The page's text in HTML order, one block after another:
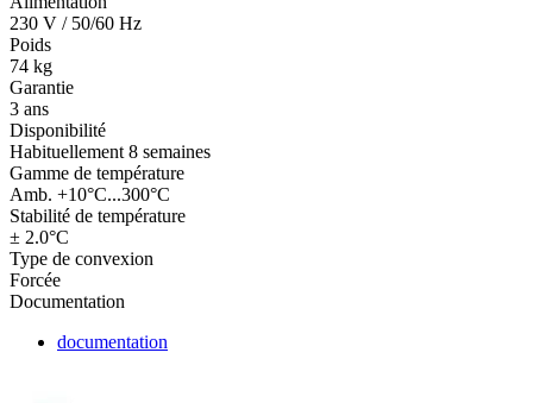
230 V / 50/60 Hz
Poids
74 kg
Garantie
3 ans
Disponibilité
Habituellement 8 semaines
Gamme de température
Amb. +10°C...300°C
Stabilité de température
± 2.0°C
Type de convexion
Forcée
Documentation
documentation